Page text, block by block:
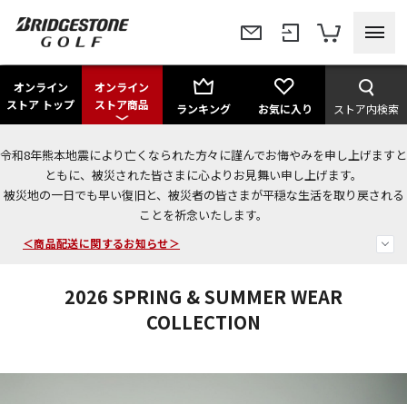
オンライン
ストア トップ
オンライン
ストア商品
ランキング お気に入り ストア内検索
令和8年熊本地震により亡くなられた方々に謹んでお悔やみを申し上げますと
ともに、被災された皆さまに心よりお見舞い申し上げます。
被災地の一日でも早い復旧と、被災者の皆さまが平穏な生活を取り戻される
ことを祈念いたします。
今なら新規会員登録で1,000円OFFクーポンプレゼント！
＜商品配送に関するお知らせ＞
＜夏季休暇中のご注文・発送・お問い合わせ＞
2026 SPRING & SUMMER WEAR
COLLECTION